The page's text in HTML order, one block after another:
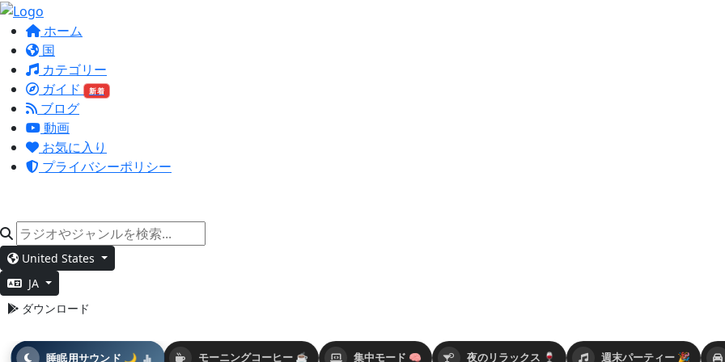
ホーム
国
カテゴリー
ガイド
新着
ブログ
動画
お気に入り
プライバシーポリシー
United States
JA
ダウンロード
モーニングコーヒー ☕ 集中モード 🧠 夜のリラックス 🍷
睡眠用サウンド 🌙 週末パーティー 🎉